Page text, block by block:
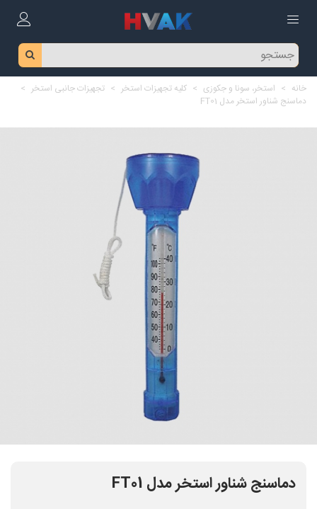
خانه > استخر، سونا و جکوزی > کلیه تجهیزات استخر > تجهیزات جانبی استخر >
دماسنج شناور استخر مدل FT01
دماسنج شناور استخر مدل FT01